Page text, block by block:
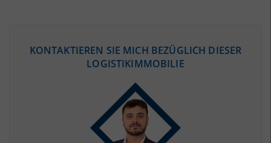
(STAND: 12/2019)
(Landkreis / Kreisfreie Stadt)
KONTAKTIEREN SIE MICH BEZÜGLICH DIESER
LOGISTIKIMMOBILIE